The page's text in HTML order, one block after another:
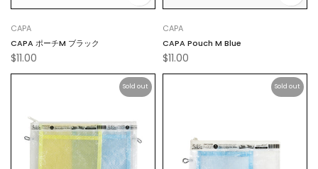
CAPA
CAPA ポーチM ブラック
$11.00
CAPA
CAPA Pouch M Blue
$11.00
Sold out Sold out